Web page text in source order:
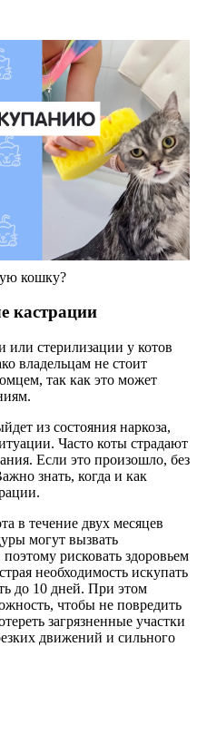
кошку?
кастрации
или стерилизации у котов
владельцам не стоит
так как это может
из состояния наркоза,
Часто коты страдают
Если это произошло, без
знать, когда и как
в течение двух месяцев
могут вызвать
рисковать здоровьем
необходимость искупать
до 10 дней. При этом
чтобы не повредить
загрязненные участки
движений и сильного